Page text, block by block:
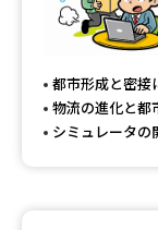
都市形成と密接
物流の進化と都
シミュレータの